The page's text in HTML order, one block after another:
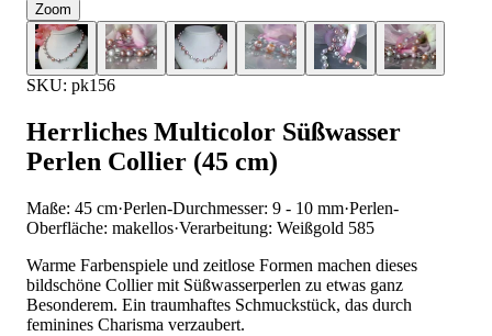
Zoom
SKU: pk156
Herrliches Multicolor Süßwasser
Perlen Collier (45 cm)
Maße: 45 cm·Perlen-Durchmesser: 9 - 10 mm·Perlen-
Oberfläche: makellos·Verarbeitung: Weißgold 585
Warme Farbenspiele und zeitlose Formen machen dieses
bildschöne Collier mit Süßwasserperlen zu etwas ganz
Besonderem. Ein traumhaftes Schmuckstück, das durch
feminines Charisma verzaubert.